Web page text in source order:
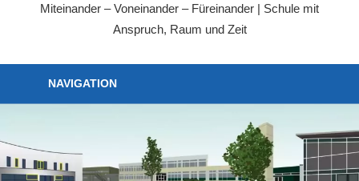
Miteinander – Voneinander – Füreinander | Schule mit
Anspruch, Raum und Zeit
NAVIGATION